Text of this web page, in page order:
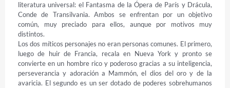
literatura universal: el Fantasma de la Ópera de París y Drácula,
Conde de Transilvania. Ambos se enfrentan por un objetivo
común, muy preciado para ellos, aunque por motivos muy
distintos.
Los dos míticos personajes no eran personas comunes. El primero,
luego de huir de Francia, recala en Nueva York y pronto se
convierte en un hombre rico y poderoso gracias a su inteligencia,
perseverancia y adoración a Mammón, el dios del oro y de la
avaricia. El segundo es un ser dotado de poderes sobrehumanos